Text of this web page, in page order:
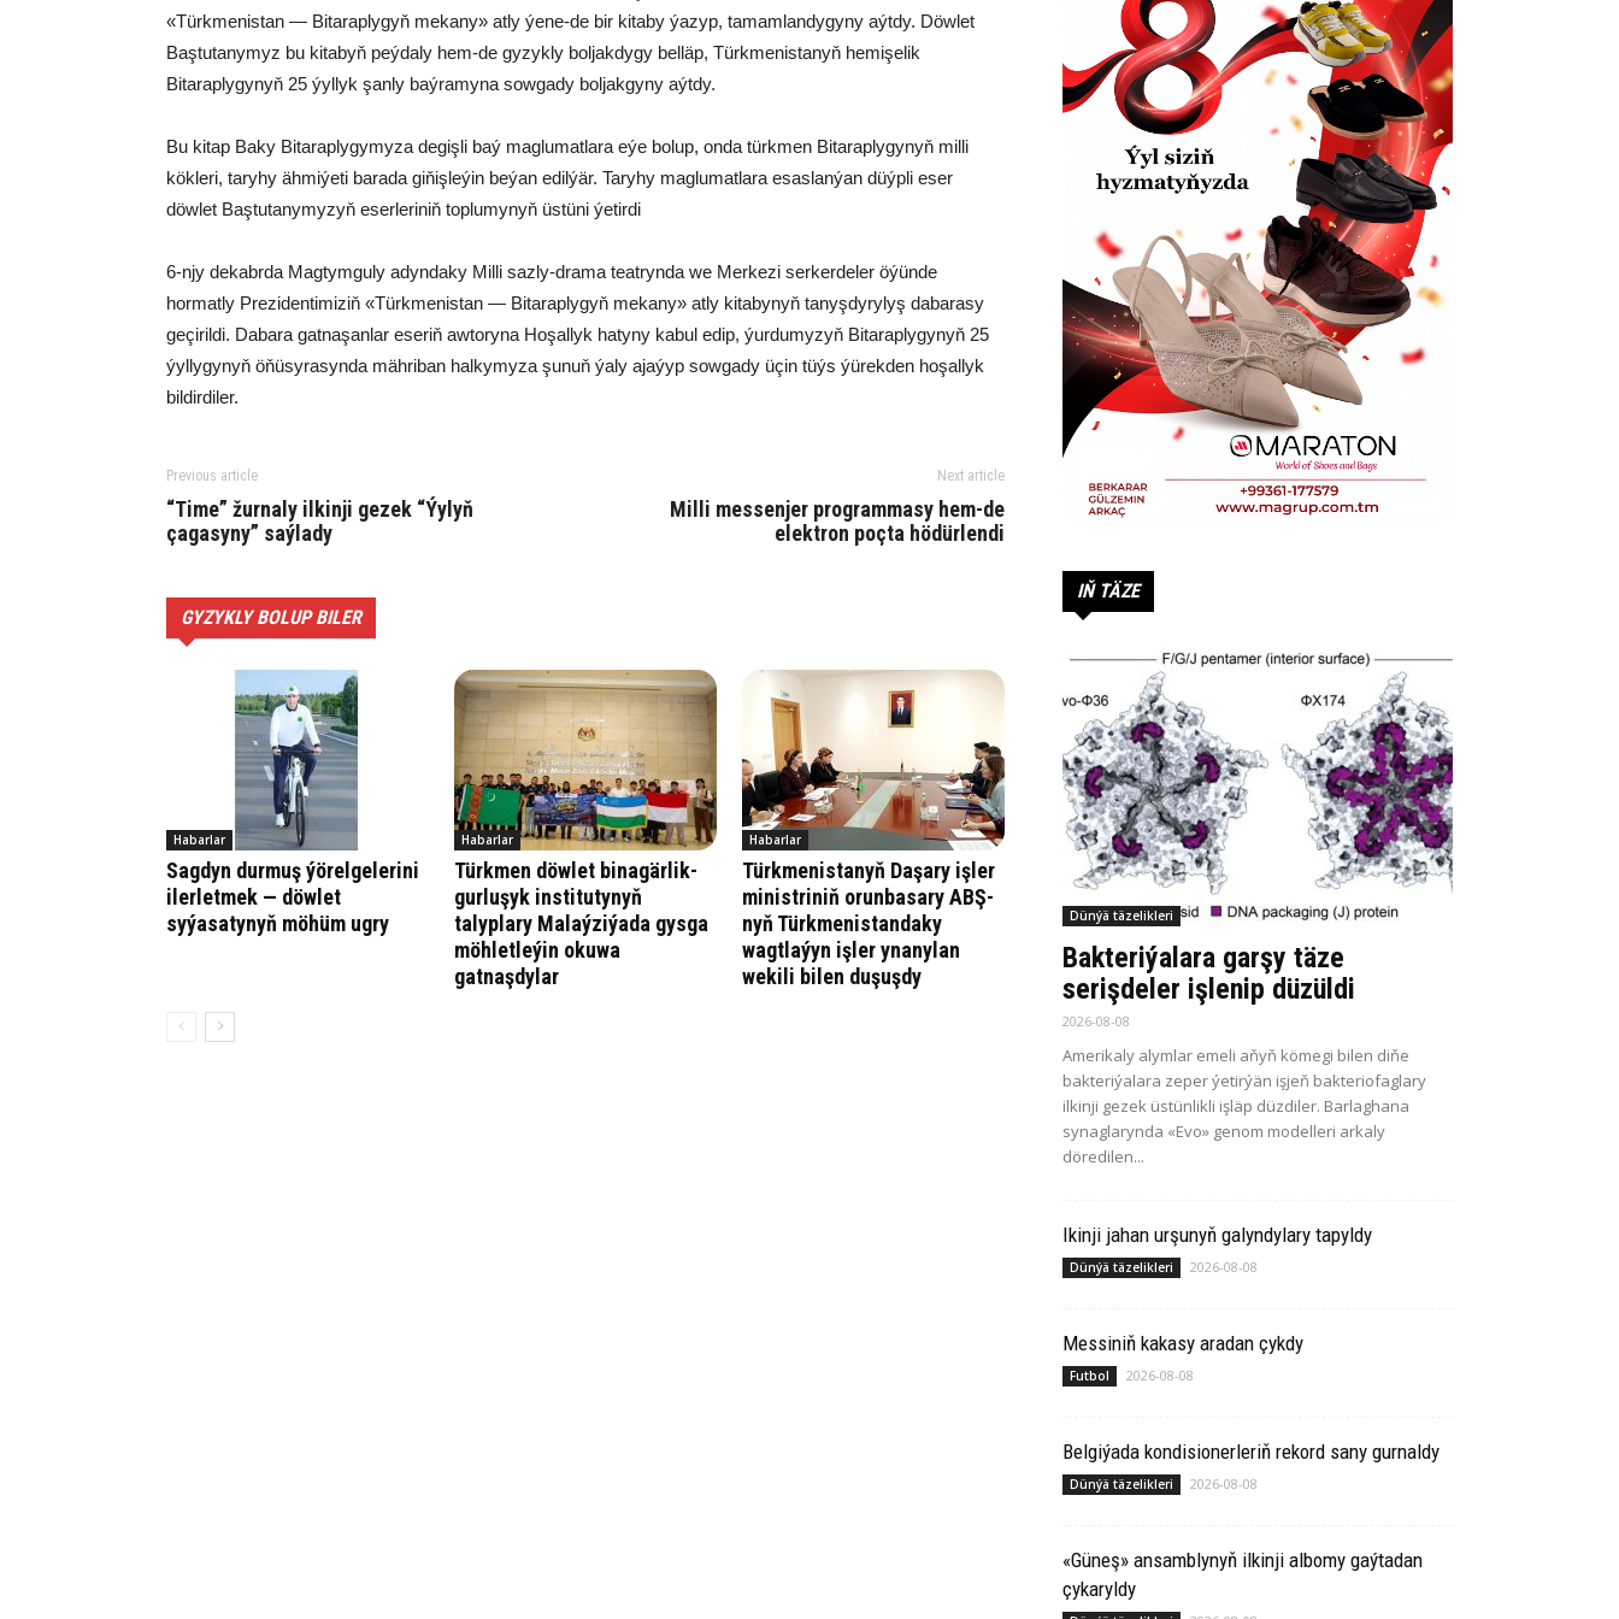
«Türkmenistan — Bitaraplygyň mekany» atly ýene-de bir kitaby ýazyp, tamamlandygyny aýtdy. Döwlet
Baştutanymyz bu kitabyň peýdaly hem-de gyzykly boljakdygy belläp, Türkmenistanyň hemişelik
Bitaraplygynyň 25 ýyllyk şanly baýramyna sowgady boljakgyny aýtdy.
Bu kitap Baky Bitaraplygymyza degişli baý maglumatlara eýe bolup, onda türkmen Bitaraplygynyň milli
kökleri, taryhy ähmiýeti barada giňişleýin beýan edilýär. Taryhy maglumatlara esaslanýan düýpli eser
döwlet Baştutanymyzyň eserleriniň toplumynyň üstüni ýetirdi
6-njy dekabrda Magtymguly adyndaky Milli sazly-drama teatrynda we Merkezi serkerdeler öýünde
hormatly Prezidentimiziň «Türkmenistan — Bitaraplygyň mekany» atly kitabynyň tanyşdyrylyş dabarasy
geçirildi. Dabara gatnaşanlar eseriň awtoryna Hoşallyk hatyny kabul edip, ýurdumyzyň Bitaraplygynyň 25
ýyllygynyň öňüsyrasynda mähriban halkymyza şunuň ýaly ajaýyp sowgady üçin tüýs ýürekden hoşallyk
bildirdiler.
Previous article
“Time” žurnaly ilkinji gezek “Ýylyň
çagasyny” saýlady
Next article
Milli messenjer programmasy hem-de
elektron poçta hödürlendi
GYZYKLY BOLUP BILER
Habarlar
Sagdyn durmuş ýörelgelerini
ilerletmek — döwlet
syýasatynyň möhüm ugry
Habarlar
Türkmen döwlet binagärlik-
gurluşyk institutynyň
talyplary Malaýziýada gysga
möhletleýin okuwa
gatnaşdylar
Habarlar
Türkmenistanyň Daşary işler
ministriniň orunbasary ABŞ-
nyň Türkmenistandaky
wagtlaýyn işler ynanylan
wekili bilen duşuşdy
IŇ TÄZE
Dünýä täzelikleri
Bakteriýalara garşy täze
serişdeler işlenip düzüldi
2026-08-08
Amerikaly alymlar emeli aňyň kömegi bilen diňe
bakteriýalara zeper ýetirýän işjeň bakteriofaglary
ilkinji gezek üstünlikli işläp düzdiler. Barlaghana
synaglarynda «Evo» genom modelleri arkaly
döredilen...
Ikinji jahan urşunyň galyndylary tapyldy
Dünýä täzelikleri 2026-08-08
Messiniň kakasy aradan çykdy
Futbol 2026-08-08
Belgiýada kondisionerleriň rekord sany gurnaldy
Dünýä täzelikleri 2026-08-08
«Güneş» ansamblynyň ilkinji albomy gaýtadan
çykaryldy